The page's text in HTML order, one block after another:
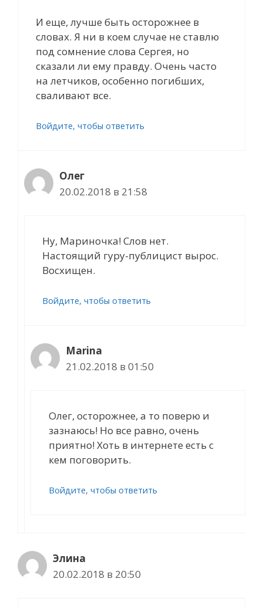
И еще, лучше быть осторожнее в
словах. Я ни в коем случае не ставлю
под сомнение слова Сергея, но
сказали ли ему правду. Очень часто
на летчиков, особенно погибших,
сваливают все.
Войдите, чтобы ответить
Олег
20.02.2018 в 21:58
Ну, Мариночка! Слов нет.
Настоящий гуру-публицист вырос.
Восхищен.
Войдите, чтобы ответить
Marina
21.02.2018 в 01:50
Олег, осторожнее, а то поверю и
зазнаюсь! Но все равно, очень
приятно! Хоть в интернете есть с
кем поговорить.
Войдите, чтобы ответить
Элина
20.02.2018 в 20:50